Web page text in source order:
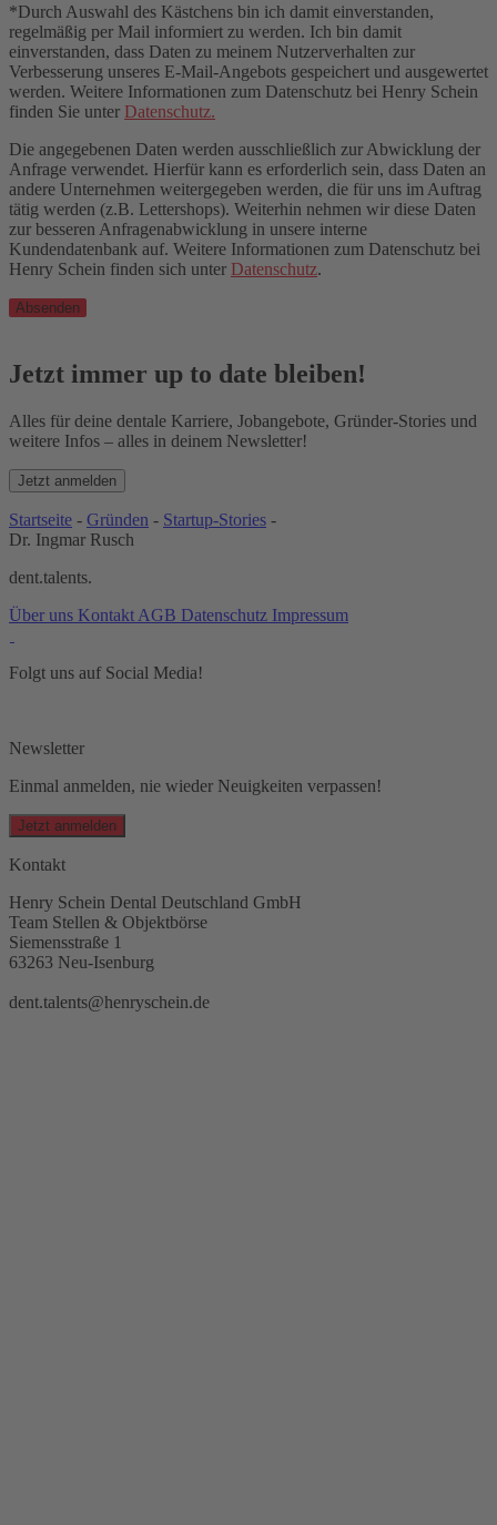
*Durch Auswahl des Kästchens bin ich damit einverstanden,
regelmäßig per Mail informiert zu werden. Ich bin damit
einverstanden, dass Daten zu meinem Nutzerverhalten zur
Verbesserung unseres E-Mail-Angebots gespeichert und ausgewertet
werden. Weitere Informationen zum Datenschutz bei Henry Schein
finden Sie unter Datenschutz.
Die angegebenen Daten werden ausschließlich zur Abwicklung der
Anfrage verwendet. Hierfür kann es erforderlich sein, dass Daten an
andere Unternehmen weitergegeben werden, die für uns im Auftrag
tätig werden (z.B. Lettershops). Weiterhin nehmen wir diese Daten
zur besseren Anfragenabwicklung in unsere interne
Kundendatenbank auf. Weitere Informationen zum Datenschutz bei
Henry Schein finden sich unter Datenschutz.
Absenden
Jetzt immer up to date bleiben!
Alles für deine dentale Karriere, Jobangebote, Gründer-Stories und
weitere Infos – alles in deinem Newsletter!
Jetzt anmelden
Startseite - Gründen - Startup-Stories -
Dr. Ingmar Rusch
dent.talents.
Über uns Kontakt AGB Datenschutz Impressum
Folgt uns auf Social Media!
Newsletter
Einmal anmelden, nie wieder Neuigkeiten verpassen!
Jetzt anmelden
Kontakt
Henry Schein Dental Deutschland GmbH
Team Stellen & Objektbörse
Siemensstraße 1
63263 Neu-Isenburg
dent.talents@henryschein.de